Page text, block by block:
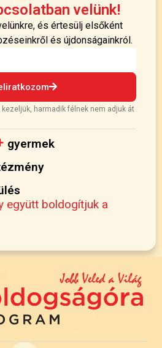
velünk!
és értesülj elsőként
és újdonságainkról.
harmadik félnek nem adjuk át
gyermek
együtt boldogítjuk a